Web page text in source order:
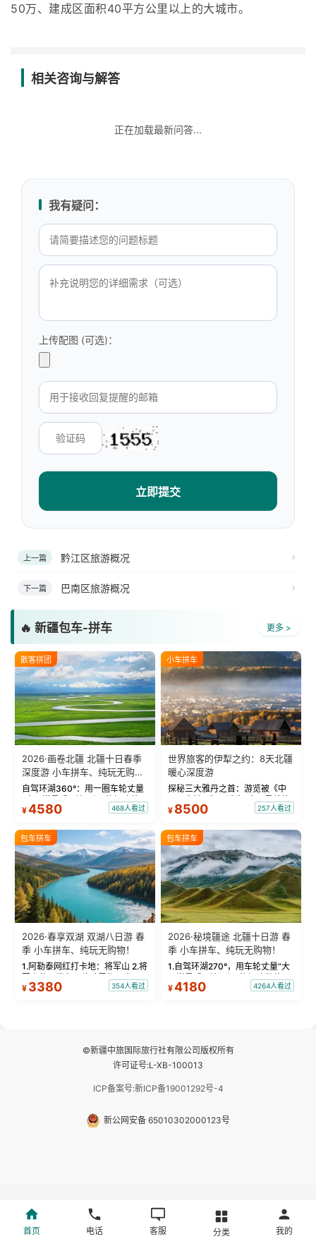
50万、建成区面积40平方公里以上的大城市。
相关咨询与解答
正在加载最新问答...
我有疑问：
上传配图 (可选)：
立即提交
上一篇 黔江区旅游概况
下一篇 巴南区旅游概况
🔥 新疆包车-拼车 更多 >
散客拼团
2026·画卷北疆 北疆十日春季
深度游 小车拼车、纯玩无购
物！
自驾环湖360°：用一圈车轮丈量
“大西洋最后一滴眼泪”的极致蔚
蓝。 赛湖旅拍：甄选多款风格服
绝美瞬间。 赛湖坦克300跟车视
频：专业摄影师...
¥4580 468人看过
小车拼车
世界旅客的伊犁之约：8天北疆
暖心深度游
探秘三大雅丹之首：游览被《中
国国家地理》评选为“中国最美的
三大雅丹”第一名的克拉玛依魔鬼
瓦人最大村落——禾木村，欣赏
晨雾与小木...
¥ 8500 257人看过
包车拼车
2026·春享双湖 双湖八日游 春
季 小车拼车、纯玩无购物！
1.阿勒泰网红打卡地：将军山 2.将
军山落日缆车，体验雪都风光 3.
将军山，夕阳派对，蹦迪party 4.
¥ 3380 354人看过
包车拼车
2026·秘境疆途 北疆十日游 春
季 小车拼车、纯玩无购物！
1.自驾环湖270°，用车轮丈量“大
西洋最后一滴眼泪”的极致蔚蓝，
让雪山、花海与深邃湖水在转弯
¥4180 4264人看过
©新疆中旅国际旅行社有限公司版权所有
许可证号:L-XB-100013
ICP备案号:新ICP备19001292号-4
新公网安备 65010302000123号
首页 电话 客服 分类 我的